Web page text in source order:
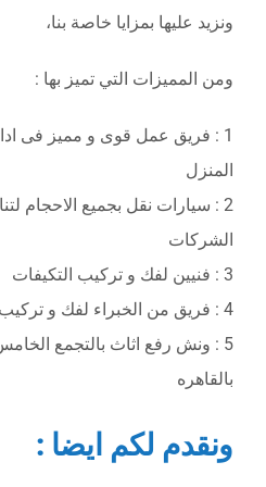
ونزيد عليها بمزايا خاصة بنا،
ومن المميزات التي تميز بها :
1 : فريق عمل قوى و مميز فى
المنزل
2 : سيارات نقل بجميع الاحجام
الشركات
3 : فنيين لفك و تركيب التكيفات
4 : فريق من الخبراء لفك و تركيب الغرف
5 : ونش رفع اثاث بالتجمع
بالقاهره
ونقدم لكم ايضا :